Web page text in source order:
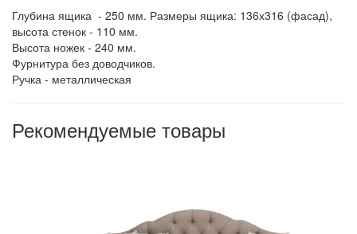
Глубина ящика - 250 мм. Размеры ящика: 136х316 (фасад),
высота стенок - 110 мм.
Высота ножек - 240 мм.
Фурнитура без доводчиков.
Ручка - металлическая
Рекомендуемые товары